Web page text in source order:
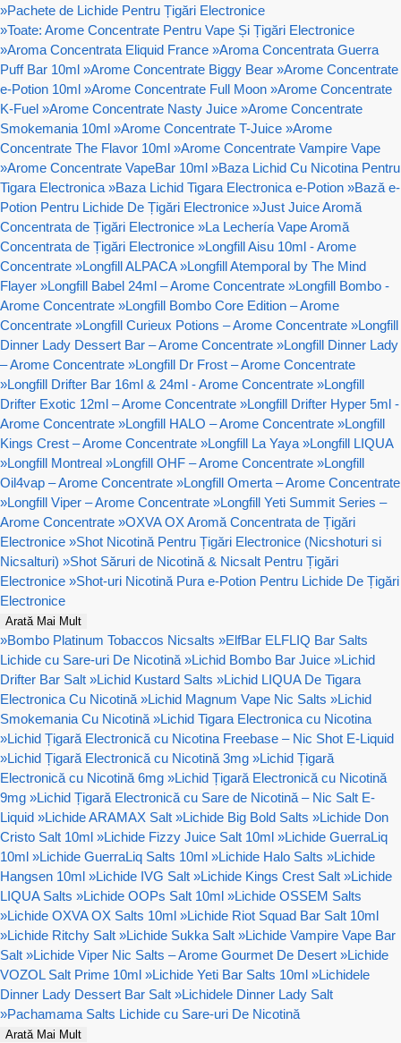
»Pachete de Lichide Pentru Țigări Electronice
»Toate: Arome Concentrate Pentru Vape Și Țigări Electronice
»Aroma Concentrata Eliquid France »Aroma Concentrata Guerra
Puff Bar 10ml »Arome Concentrate Biggy Bear »Arome Concentrate
e-Potion 10ml »Arome Concentrate Full Moon »Arome Concentrate
K-Fuel »Arome Concentrate Nasty Juice »Arome Concentrate
Smokemania 10ml »Arome Concentrate T-Juice »Arome
Concentrate The Flavor 10ml »Arome Concentrate Vampire Vape
»Arome Concentrate VapeBar 10ml »Baza Lichid Cu Nicotina Pentru
Tigara Electronica »Baza Lichid Tigara Electronica e-Potion »Bază e-
Potion Pentru Lichide De Țigări Electronice »Just Juice Aromă
Concentrata de Țigări Electronice »La Lechería Vape Aromă
Concentrata de Țigări Electronice »Longfill Aisu 10ml - Arome
Concentrate »Longfill ALPACA »Longfill Atemporal by The Mind
Flayer »Longfill Babel 24ml – Arome Concentrate »Longfill Bombo -
Arome Concentrate »Longfill Bombo Core Edition – Arome
Concentrate »Longfill Curieux Potions – Arome Concentrate »Longfill
Dinner Lady Dessert Bar – Arome Concentrate »Longfill Dinner Lady
– Arome Concentrate »Longfill Dr Frost – Arome Concentrate
»Longfill Drifter Bar 16ml & 24ml - Arome Concentrate »Longfill
Drifter Exotic 12ml – Arome Concentrate »Longfill Drifter Hyper 5ml -
Arome Concentrate »Longfill HALO – Arome Concentrate »Longfill
Kings Crest – Arome Concentrate »Longfill La Yaya »Longfill LIQUA
»Longfill Montreal »Longfill OHF – Arome Concentrate »Longfill
Oil4vap – Arome Concentrate »Longfill Omerta – Arome Concentrate
»Longfill Viper – Arome Concentrate »Longfill Yeti Summit Series –
Arome Concentrate »OXVA OX Aromă Concentrata de Țigări
Electronice »Shot Nicotină Pentru Țigări Electronice (Nicshoturi si
Nicsalturi) »Shot Săruri de Nicotină & Nicsalt Pentru Țigări
Electronice »Shot-uri Nicotină Pura e-Potion Pentru Lichide De Țigări
Electronice
Arată Mai Mult
»Bombo Platinum Tobaccos Nicsalts »ElfBar ELFLIQ Bar Salts
Lichide cu Sare-uri De Nicotină »Lichid Bombo Bar Juice »Lichid
Drifter Bar Salt »Lichid Kustard Salts »Lichid LIQUA De Tigara
Electronica Cu Nicotină »Lichid Magnum Vape Nic Salts »Lichid
Smokemania Cu Nicotină »Lichid Tigara Electronica cu Nicotina
»Lichid Țigară Electronică cu Nicotina Freebase – Nic Shot E-Liquid
»Lichid Țigară Electronică cu Nicotină 3mg »Lichid Țigară
Electronică cu Nicotină 6mg »Lichid Țigară Electronică cu Nicotină
9mg »Lichid Țigară Electronică cu Sare de Nicotină – Nic Salt E-
Liquid »Lichide ARAMAX Salt »Lichide Big Bold Salts »Lichide Don
Cristo Salt 10ml »Lichide Fizzy Juice Salt 10ml »Lichide GuerraLiq
10ml »Lichide GuerraLiq Salts 10ml »Lichide Halo Salts »Lichide
Hangsen 10ml »Lichide IVG Salt »Lichide Kings Crest Salt »Lichide
LIQUA Salts »Lichide OOPs Salt 10ml »Lichide OSSEM Salts
»Lichide OXVA OX Salts 10ml »Lichide Riot Squad Bar Salt 10ml
»Lichide Ritchy Salt »Lichide Sukka Salt »Lichide Vampire Vape Bar
Salt »Lichide Viper Nic Salts – Arome Gourmet De Desert »Lichide
VOZOL Salt Prime 10ml »Lichide Yeti Bar Salts 10ml »Lichidele
Dinner Lady Dessert Bar Salt »Lichidele Dinner Lady Salt
»Pachamama Salts Lichide cu Sare-uri De Nicotină
Arată Mai Mult